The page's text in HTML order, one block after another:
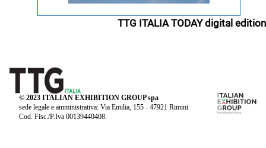
TTG ITALIA TODAY digital edition
© 2023 ITALIAN EXHIBITION GROUP spa
sede legale e amministrativa: Via Emilia, 155 - 47921 Rimini
Cod. Fisc./P.Iva 00139440408.